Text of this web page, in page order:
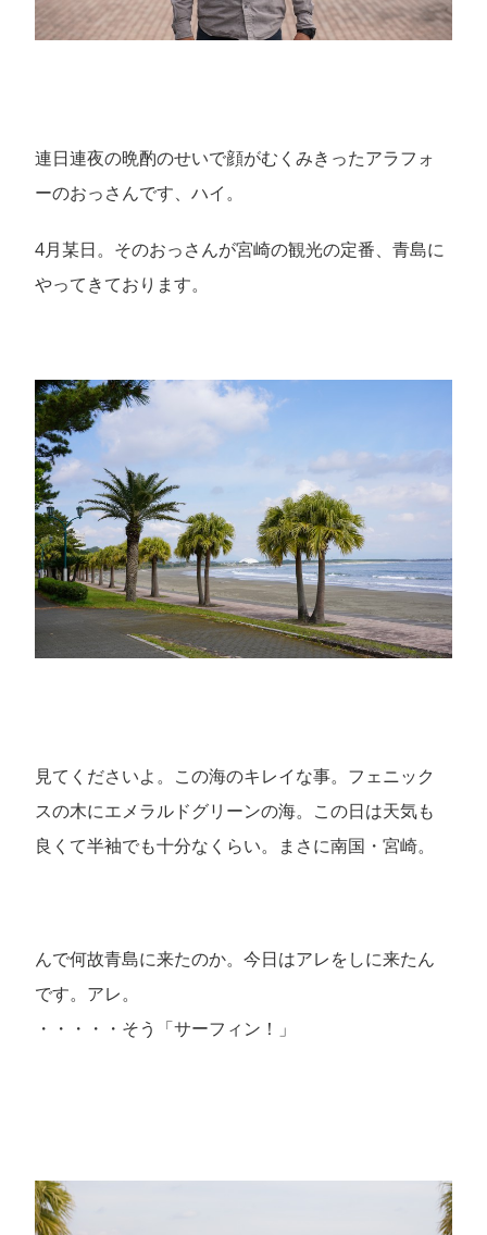
連日連夜の晩酌のせいで顔がむくみきったアラフォ
ーのおっさんです、ハイ。
4月某日。そのおっさんが宮崎の観光の定番、青島に
やってきております。
見てくださいよ。この海のキレイな事。フェニック
スの木にエメラルドグリーンの海。この日は天気も
良くて半袖でも十分なくらい。まさに南国・宮崎。
んで何故青島に来たのか。今日はアレをしに来たん
です。アレ。
・・・・・そう「サーフィン！」